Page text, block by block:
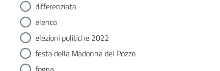
differenziata
elenco
elezioni politiche 2022
festa della Madonna del Pozzo